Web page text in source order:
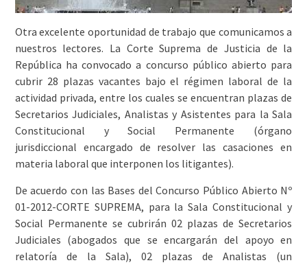
Otra excelente oportunidad de trabajo que comunicamos a
nuestros lectores. La Corte Suprema de Justicia de la
República ha convocado a concurso público abierto para
cubrir 28 plazas vacantes bajo el régimen laboral de la
actividad privada, entre los cuales se encuentran plazas de
Secretarios Judiciales, Analistas y Asistentes para la Sala
Constitucional y Social Permanente (órgano
jurisdiccional encargado de resolver las casaciones en
materia laboral que interponen los litigantes).
De acuerdo con las Bases del Concurso Público Abierto Nº
01-2012-CORTE SUPREMA, para la Sala Constitucional y
Social Permanente se cubrirán 02 plazas de Secretarios
Judiciales (abogados que se encargarán del apoyo en
relatoría de la Sala), 02 plazas de Analistas (un